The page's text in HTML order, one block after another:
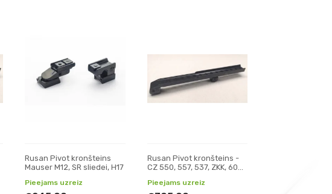
Rusan Pivot kronšteins
Mauser M12, SR sliedei, H17
Pieejams uzreiz
Rusan Pivot kronšteins -
CZ 550, 557, 537, ZKK, 600,
Pulsar Digisight, Trai
Pieejams uzreiz